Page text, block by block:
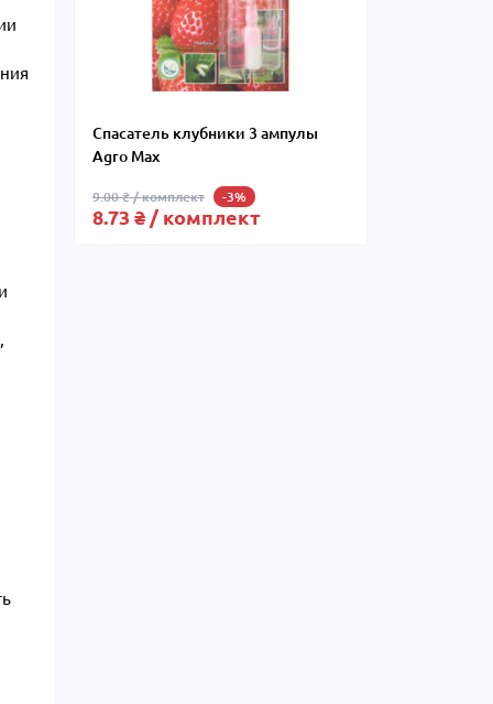
Спасатель клубники 3 ампулы
Agro Max
9.00 ₴ / комплект -3%
8.73 ₴ / комплект